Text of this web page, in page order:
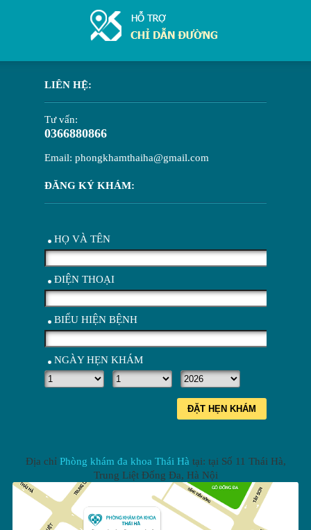
LIÊN HỆ:
Tư vấn:
0366880866
Email: phongkhamthaiha@gmail.com
ĐĂNG KÝ KHÁM:
HỌ VÀ TÊN
ĐIỆN THOẠI
BIỂU HIỆN BỆNH
NGÀY HẸN KHÁM
ĐẶT HẸN KHÁM
Địa chỉ Phòng khám đa khoa Thái Hà tại: tại Số 11 Thái Hà,
Trung Liệt Đống Đa, Hà Nội